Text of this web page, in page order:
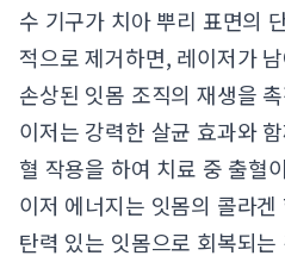
수 기구가 치아 뿌리 표면의
적으로 제거하면, 레이저가
손상된 잇몸 조직의 재생을
이저는 강력한 살균 효과와
혈 작용을 하여 치료 중 출혈
이저 에너지는 잇몸의 콜라
탄력 있는 잇몸으로 회복되